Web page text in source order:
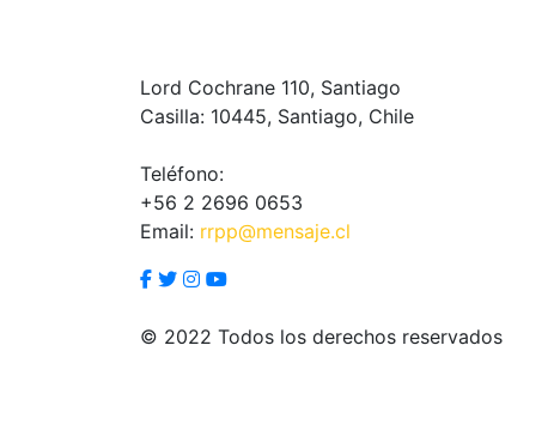
Lord Cochrane 110, Santiago
Casilla: 10445, Santiago, Chile
Teléfono:
+56 2 2696 0653
Email: rrpp@mensaje.cl
© 2022 Todos los derechos reservados